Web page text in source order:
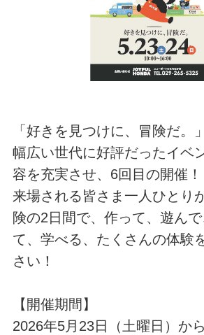
「好きを見つけに、冒険だ。
幅広い世代に好評だったイベ
容を充実させ、6回目の開催！
来場される皆さま一人ひとり
険の2日間で、作って、遊ん
て、学べる、たくさんの体験
さい！
【開催期間】
2026年5月23日（土曜日）か